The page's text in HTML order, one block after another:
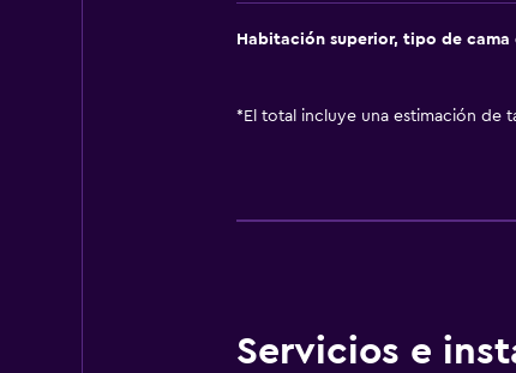
Habitación superior, tipo de cama
* El total incluye una estimación de
Servicios e